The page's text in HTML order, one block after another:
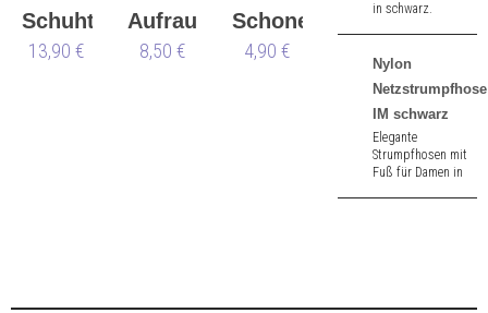
Schuhtasche
13,90 €
Aufraubürste
8,50 €
Schoner
Nueva
4,90 €
in schwarz.
Nylon
Netzstrumpfhose
IM schwarz
Elegante
Strumpfhosen mit
Fuß für Damen in